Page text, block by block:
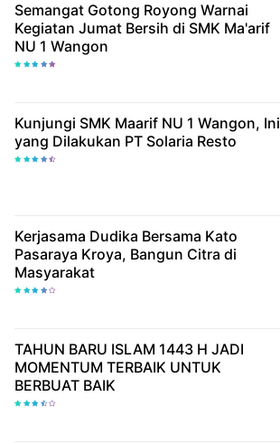
Semangat Gotong Royong Warnai
Kegiatan Jumat Bersih di SMK Ma'arif
NU 1 Wangon
Kunjungi SMK Maarif NU 1 Wangon, Ini
yang Dilakukan PT Solaria Resto
Kerjasama Dudika Bersama Kato
Pasaraya Kroya, Bangun Citra di
Masyarakat
TAHUN BARU ISLAM 1443 H JADI
MOMENTUM TERBAIK UNTUK
BERBUAT BAIK